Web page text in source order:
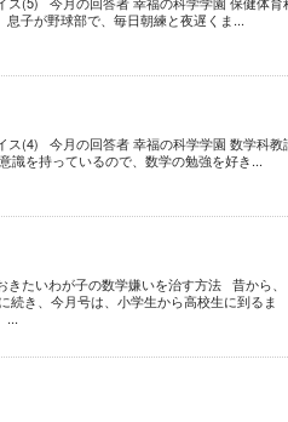
子が野球部で、毎日朝練と夜遅くま...
ス(4) 今月の回答者 幸福の科学学園 数学科教
を持っているので、数学の勉強を好き...
たいわが子の数学嫌いを治す方法 昔から、
続き、今月号は、小学生から高校生に到るま
...